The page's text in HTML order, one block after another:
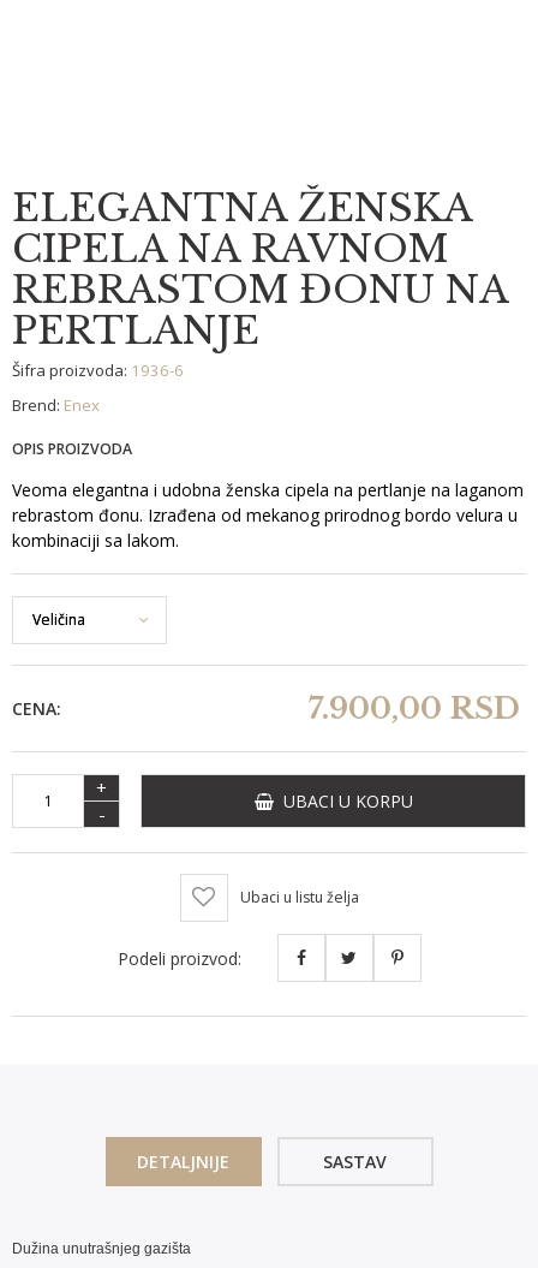
ELEGANTNA ŽENSKA
CIPELA NA RAVNOM
REBRASTOM ĐONU NA
PERTLANJE
Šifra proizvoda: 1936-6
Brend: Enex
OPIS PROIZVODA
Veoma elegantna i udobna ženska cipela na pertlanje na laganom
rebrastom đonu. Izrađena od mekanog prirodnog bordo velura u
kombinaciji sa lakom.
CENA: 7.900,00 RSD
+
-
UBACI U KORPU
Ubaci u listu želja
Podeli proizvod:
DETALJNIJE SASTAV
Dužina unutrašnjeg gazišta